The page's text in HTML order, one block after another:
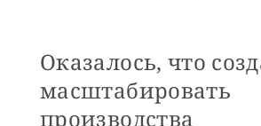
Оказалось, что
масштабировать
производства